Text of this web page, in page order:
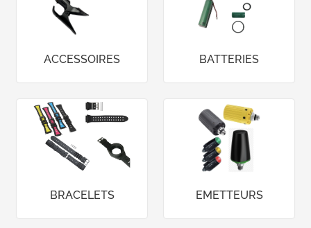
ACCESSOIRES BATTERIES
BRACELETS EMETTEURS